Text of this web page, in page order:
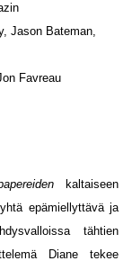
Jason Bateman,
Favreau
kaltaiseen
epämiellyttävä ja
tähtien
Diane tekee